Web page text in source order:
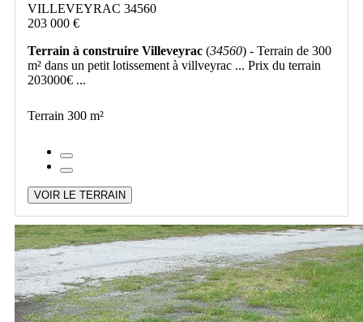
VILLEVEYRAC 34560
203 000 €
Terrain à construire Villeveyrac (34560) - Terrain de 300
m² dans un petit lotissement à villveyrac ... Prix du terrain
203000€ ...
Terrain 300 m²
VOIR LE TERRAIN